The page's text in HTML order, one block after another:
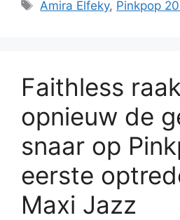
Amira Elfeky, Pinkpop
Faithless
opnieuw de
snaar op
eerste
Maxi Jazz